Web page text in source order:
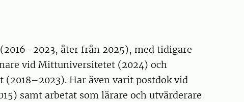
åter från 2025), med tidigare
vid Mittuniversitetet (2024) och
(2018–2023). Har även varit postdok vid
samt arbetat som lärare och utvärderare